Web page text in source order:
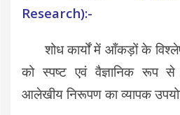
Research):-
शोध कार्यों में आँकड़ों के
को स्पष्ट एवं वैज्ञानिक रूप
आलेखीय निरूपण का व्यापक